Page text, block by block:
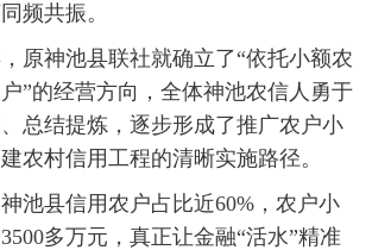
频共振。
神池县联社就确立了“依托小额农
”的经营方向，全体神池农信人勇于
总结提炼，逐步形成了推广农户小
农村信用工程的清晰实施路径。
县信用农户占比近60%，农户小
多万元，真正让金融“活水”精准